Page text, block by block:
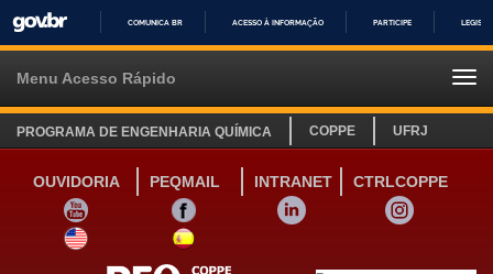
IR
COMUNICA BR ACESSO À INFORMAÇÃO PARTICIPE
Menu Acesso Rápido
PROGRAMA DE ENGENHARIA QUÍMICA COPPE UFRJ
OUVIDORIA PEQMAIL INTRANET
CTRLCOPPE
YOUTUBE
FACEBOOK LINKEDIN
INSTAGRAM
SITE INGLÊS
LINK SITE ESPANHOL